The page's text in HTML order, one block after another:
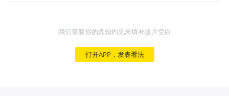
我们需要你的真知灼见来填补这片空白
打开APP，发表看法